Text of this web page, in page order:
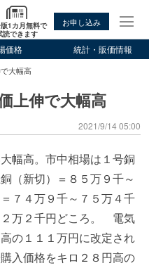
1カ月無料で
読できます
お申し込み
価格 統計・販価情報
大幅高
上伸で大幅高
2021/9/14 05:00
幅高。市中相場は１号銅
（新切）＝８５万９千～
７４万９千～７５万４千
万２千円どころ。 電気
の１１１万円に改定され
入価格をキロ２８円高の